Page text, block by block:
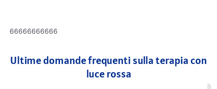
66666666666
Ultime domande frequenti sulla terapia con
luce rossa